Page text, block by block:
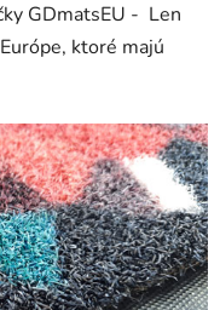
GDmatsEU - Len
ktoré majú